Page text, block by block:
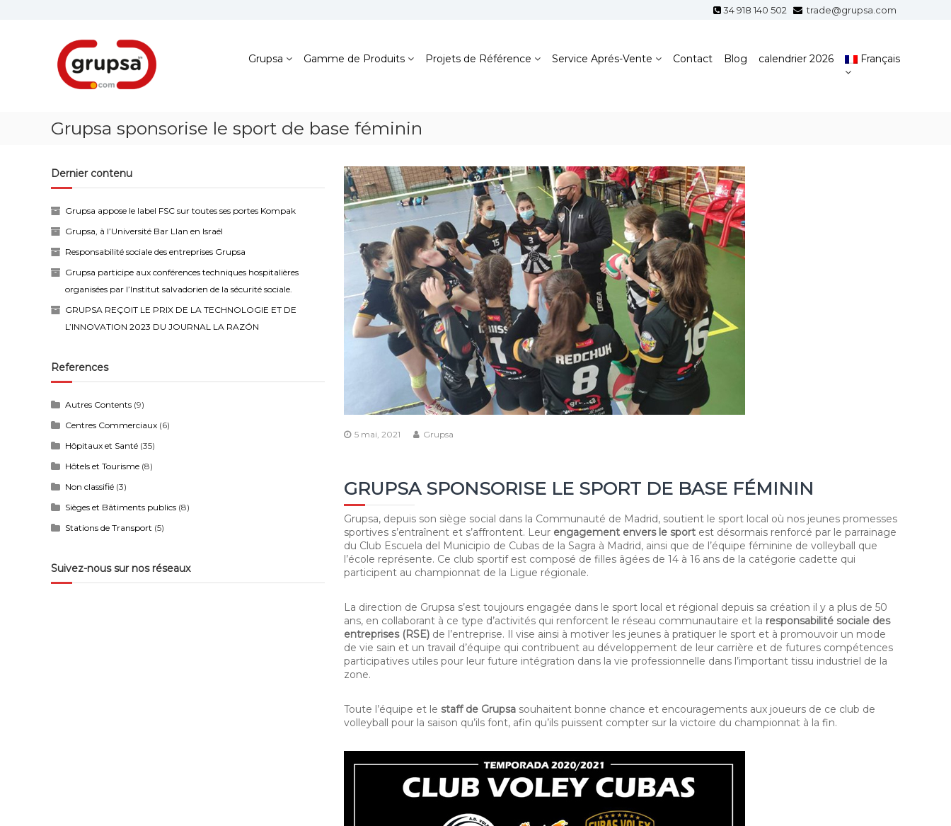
34 918 140 502 trade@grupsa.com
Grupsa
Accesos
que
conectan
personas
Grupsa Gamme de Produits Projets de Référence Service Aprés-Vente Contact Blog calendrier 2026 Français
Grupsa sponsorise le sport de base féminin
5 mai, 2021 Grupsa
GRUPSA SPONSORISE LE SPORT DE BASE FÉMININ
Grupsa, depuis son siège social dans la Communauté de Madrid, soutient le sport local où nos jeunes promesses
sportives s’entraînent et s’affrontent. Leur engagement envers le sport est désormais renforcé par le parrainage
du Club Escuela del Municipio de Cubas de la Sagra à Madrid, ainsi que de l’équipe féminine de volleyball que
l’école représente. Ce club sportif est composé de filles âgées de 14 à 16 ans de la catégorie cadette qui
participent au championnat de la Ligue régionale.
La direction de Grupsa s’est toujours engagée dans le sport local et régional depuis sa création il y a plus de 50
ans, en collaborant à ce type d’activités qui renforcent le réseau communautaire et la responsabilité sociale des
entreprises (RSE) de l’entreprise. Il vise ainsi à motiver les jeunes à pratiquer le sport et à promouvoir un mode
de vie sain et un travail d’équipe qui contribuent au développement de leur carrière et de futures compétences
participatives utiles pour leur future intégration dans la vie professionnelle dans l’important tissu industriel de la
zone.
Toute l’équipe et le staff de Grupsa souhaitent bonne chance et encouragements aux joueurs de ce club de
volleyball pour la saison qu’ils font, afin qu’ils puissent compter sur la victoire du championnat à la fin.
Dernier contenu
Grupsa appose le label FSC sur toutes ses portes Kompak
Grupsa, à l’Université Bar Llan en Israël
Responsabilité sociale des entreprises Grupsa
Grupsa participe aux conférences techniques hospitalières
organisées par l’Institut salvadorien de la sécurité sociale.
GRUPSA REÇOIT LE PRIX DE LA TECHNOLOGIE ET DE
L’INNOVATION 2023 DU JOURNAL LA RAZÓN
References
Autres Contents (9)
Centres Commerciaux (6)
Hôpitaux et Santé (35)
Hôtels et Tourisme (8)
Non classifié (3)
Sièges et Bâtiments publics (8)
Stations de Transport (5)
Suivez-nous sur nos réseaux